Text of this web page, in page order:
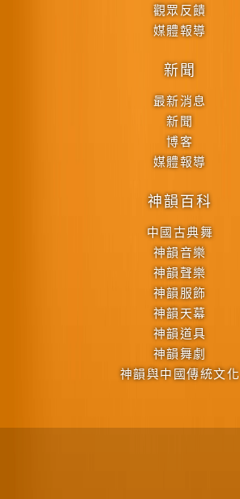
觀眾反饋
媒體報導
新聞
最新消息
新聞
博客
媒體報導
神韻百科
中國古典舞
神韻音樂
神韻聲樂
神韻服飾
神韻天幕
神韻道具
神韻舞劇
神韻與中國傳統文化